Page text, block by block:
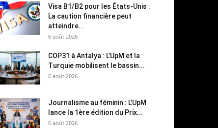
Visa B1/B2 pour les États-Unis :
La caution financière peut
atteindre...
6 août 2026
COP31 à Antalya : L’UpM et la
Turquie mobilisent le bassin...
6 août 2026
Journalisme au féminin : L’UpM
lance la 1ère édition du Prix...
6 août 2026